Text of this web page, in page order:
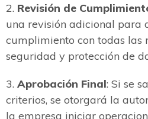
2. Revisión de
una revisión adicional para
cumplimiento con todas las
seguridad y protección de
3. Aprobación Final: Si se
criterios, se otorgará la
la empresa iniciar